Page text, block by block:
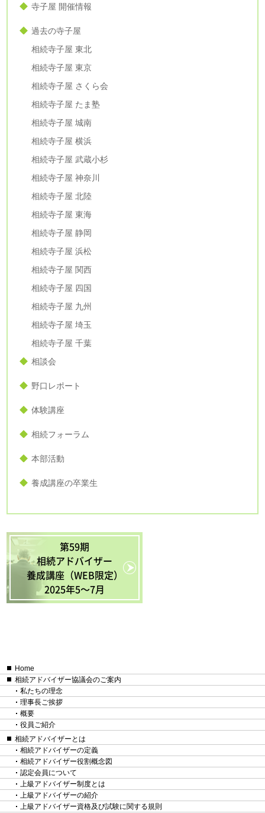
寺子屋 開催情報
過去の寺子屋
相続寺子屋 東北
相続寺子屋 東京
相続寺子屋 さくら会
相続寺子屋 たま塾
相続寺子屋 城南
相続寺子屋 横浜
相続寺子屋 武蔵小杉
相続寺子屋 神奈川
相続寺子屋 北陸
相続寺子屋 東海
相続寺子屋 静岡
相続寺子屋 浜松
相続寺子屋 関西
相続寺子屋 四国
相続寺子屋 九州
相続寺子屋 埼玉
相続寺子屋 千葉
相談会
野口レポート
体験講座
相続フォーラム
本部活動
養成講座の卒業生
第59期
相続アドバイザー
養成講座（WEB限定）
2025年5〜7月
Home
相続アドバイザー協議会のご案内
私たちの理念
理事長ご挨拶
概要
役員ご紹介
相続アドバイザーとは
相続アドバイザーの定義
相続アドバイザー役割概念図
認定会員について
上級アドバイザー制度とは
上級アドバイザーの紹介
上級アドバイザー資格及び試験に関する規則